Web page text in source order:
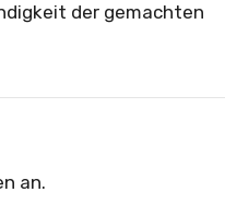
der gemachten
an.